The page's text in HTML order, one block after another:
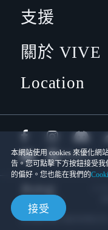
本網站使用 cookies 來優化網
告。您可點擊下方按鈕接受我
的偏好。您也能在我們的
接受
支援
關於 VIVE
Location
宏達國際電子股份有限公司